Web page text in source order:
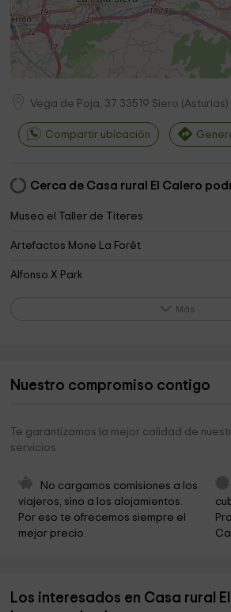
Vega de Poja, 37 33519 Siero (Asturias)
Compartir ubicación
Cerca de Casa rural El Calero
Museo el Taller de Titeres
Artefactos Mone La Forêt
Alfonso X Park
La Cubiella
Texu de Narzana
Cementerio de Lieres
Parroquia de la San Martín de la Carrera
Somiedo Park
Limpiezas Asturforesta
Más
Nuestro compromiso contigo
Te garantizamos la mejor calidad de
servicios
No cargamos comisiones a los
viajeros, sino a los alojamientos.
Por eso te ofrecemos siempre el
mejor precio.
Los interesados en Casa rural